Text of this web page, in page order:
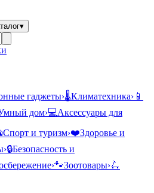
▾
гаджеты›🌡️Климатехника› 📱
дом›💻Аксессуары для
Спорт и туризм›❤️Здоровье и
›🔒Безопасность и
›🐾Зоотовары›🛴